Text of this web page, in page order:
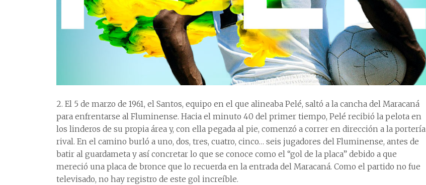
2. El 5 de marzo de 1961, el Santos, equipo en el que alineaba Pelé, saltó a la cancha del Maracaná
para enfrentarse al Fluminense. Hacia el minuto 40 del primer tiempo, Pelé recibió la pelota en
los linderos de su propia área y, con ella pegada al pie, comenzó a correr en dirección a la portería
rival. En el camino burló a uno, dos, tres, cuatro, cinco… seis jugadores del Fluminense, antes de
batir al guardameta y así concretar lo que se conoce como el “gol de la placa” debido a que
mereció una placa de bronce que lo recuerda en la entrada del Maracaná. Como el partido no fue
televisado, no hay registro de este gol increíble.